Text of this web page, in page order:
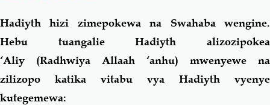
Hadiyth hizi zimepokewa na Swahaba wengine.
Hebu tuangalie Hadiyth alizozipokea
‘Aliy (Radhwiya Allaah ‘anhu) mwenyewe na
zilizopo katika vitabu vya Hadiyth vyenye
kutegemewa: